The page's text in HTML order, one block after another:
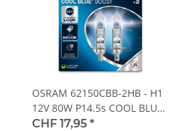
OSRAM 62150CBB-2HB - H1
12V 80W P14.5s COOL BLUE
BOOST 5500K 2Stk. - (NO
CHF 17,95 *